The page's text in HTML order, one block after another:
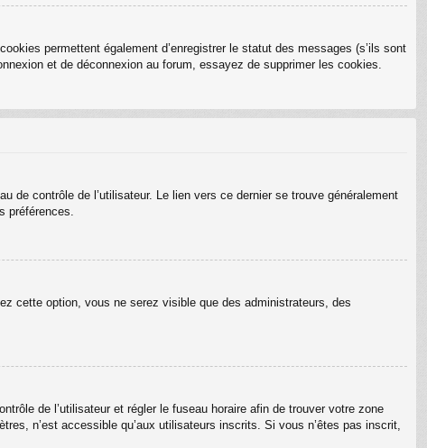
permettent également d’enregistrer le statut des messages (s’ils sont
et de déconnexion au forum, essayez de supprimer les cookies.
contrôle de l’utilisateur. Le lien vers ce dernier se trouve généralement
préférences.
cette option, vous ne serez visible que des administrateurs, des
de l’utilisateur et régler le fuseau horaire afin de trouver votre zone
n’est accessible qu’aux utilisateurs inscrits. Si vous n’êtes pas inscrit,